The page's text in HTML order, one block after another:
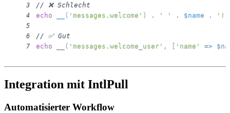
3
// ❌ Schlecht
4 echo ( 'messages.welcome' ) . ' ' . $name . '!'
5
6
// ✅ Gut
7 echo ( 'messages.welcome_user' , [ 'name' =>
Integration mit IntlPull
Automatisierter Workflow